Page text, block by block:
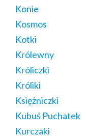
Konie
Kosmos
Kotki
Królewny
Króliczki
Króliki
Księżniczki
Kubuś Puchatek
Kurczaki